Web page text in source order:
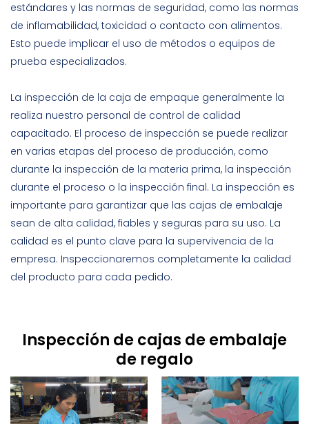
estándares y las normas de seguridad, como las normas
de inflamabilidad, toxicidad o contacto con alimentos.
Esto puede implicar el uso de métodos o equipos de
prueba especializados.
La inspección de la caja de empaque generalmente la
realiza nuestro personal de control de calidad
capacitado. El proceso de inspección se puede realizar
en varias etapas del proceso de producción, como
durante la inspección de la materia prima, la inspección
durante el proceso o la inspección final. La inspección es
importante para garantizar que las cajas de embalaje
sean de alta calidad, fiables y seguras para su uso. La
calidad es el punto clave para la supervivencia de la
empresa. Inspeccionaremos completamente la calidad
del producto para cada pedido.
Inspección de cajas de embalaje
de regalo